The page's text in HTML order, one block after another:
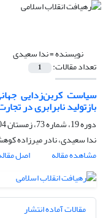
نویسنده =ندا سعیدی
تعداد مقالات: 1
سیاست کربن‌زدایی
بازتولید نابرابری در
دوره 19، شماره 73، زمستان 1404، صفحه
ندا سعیدی، نادر میرزاده
مشاهده مقاله
اصل
مقالات آماده انتشار